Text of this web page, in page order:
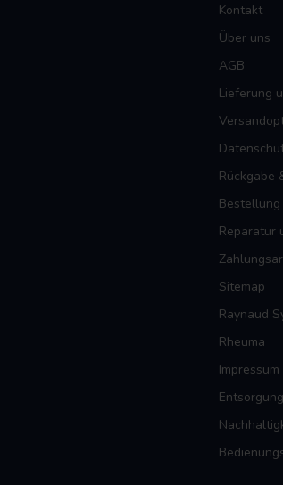
Kontakt
Über uns
AGB
Lieferung
Rückgabe
Reparatur
Sitemap
Raynaud
Rheuma
Impressum